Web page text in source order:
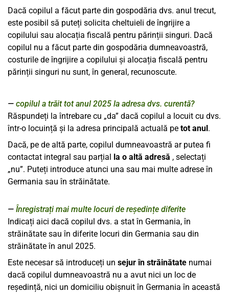
Dacă copilul a făcut parte din gospodăria dvs. anul trecut,
este posibil să puteți solicita cheltuieli de îngrijire a
copilului sau alocația fiscală pentru părinții singuri. Dacă
copilul nu a făcut parte din gospodăria dumneavoastră,
costurile de îngrijire a copilului și alocația fiscală pentru
părinții singuri nu sunt, în general, recunoscute.
copilul a trăit tot anul 2025 la adresa dvs. curentă?
Răspundeți la întrebare cu „da” dacă copilul a locuit cu dvs.
într-o locuință și la adresa principală actuală pe tot anul .
Dacă, pe de altă parte, copilul dumneavoastră ar putea fi
contactat integral sau parțial
la o altă adresă , selectați
„nu”. Puteți introduce atunci una sau mai multe adrese în
Germania sau în străinătate.
Înregistrați mai multe locuri de reședințe diferite
Indicați aici dacă copilul dvs. a stat în Germania, în
străinătate sau în diferite locuri din Germania sau din
străinătate în anul 2025.
Este necesar să introduceți un sejur în străinătate numai
dacă copilul dumneavoastră nu a avut nici un loc de
reședință, nici un domiciliu obișnuit în Germania în această